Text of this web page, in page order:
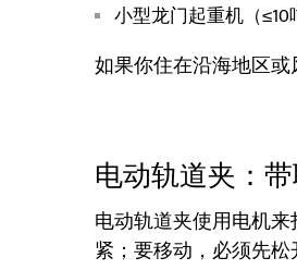
小型龙门起重机（
如果你住在沿海地区或
电动轨道夹：
电动轨道夹使用电机
紧；要移动，必须先松